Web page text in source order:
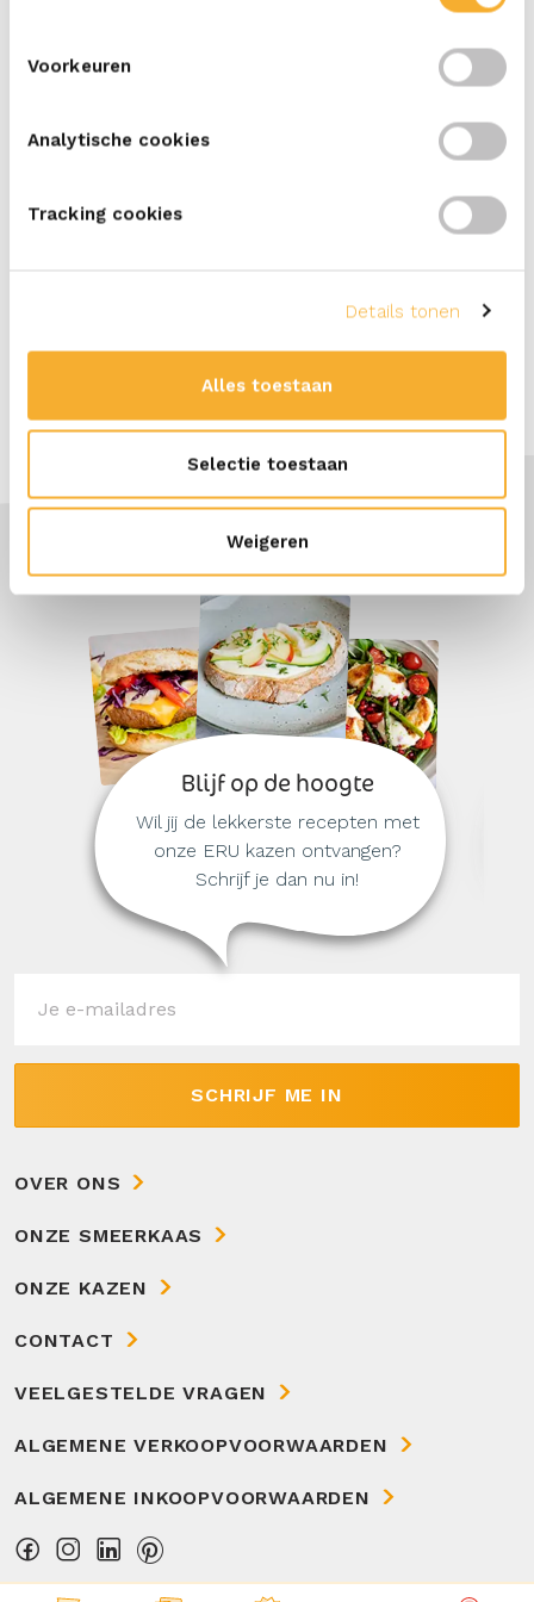
Voorkeuren
Analytische cookies
Tracking cookies
Details tonen
Alles toestaan
Selectie toestaan
Weigeren
gebouwde tosti
met ERU Slices Cheddar Sambal,
OVER ONS
ONZE SMEERKAAS
ONZE KAZEN
CONTACT
VEELGESTELDE VRAGEN
ALGEMENE VERKOOPVOORWAARDEN
ALGEMENE INKOOPVOORWAARDEN
Blijf op de hoogte
Wil jij de lekkerste recepten met
onze ERU kazen ontvangen?
Schrijf je dan nu in!
SCHRIJF ME IN